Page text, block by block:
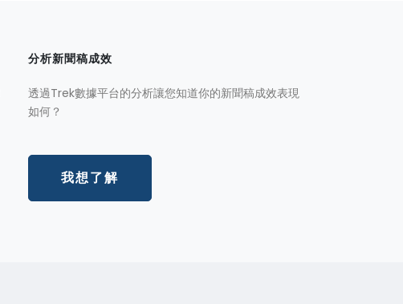
分析新聞稿成效
透過Trek數據平台的分析讓您知道你的新聞稿成效表現
如何？
我想了解